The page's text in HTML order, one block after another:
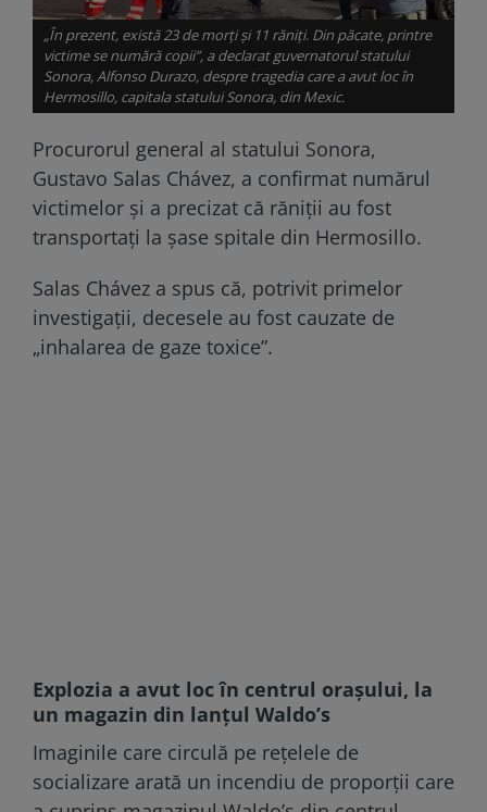
„În prezent, există 23 de morți și 11 răniți. Din păcate, printre
victime se numără copii”, a declarat guvernatorul statului
Sonora, Alfonso Durazo, despre tragedia care a avut loc în
Hermosillo, capitala statului Sonora, din Mexic.
Procurorul general al statului Sonora,
Gustavo Salas Chávez, a confirmat numărul
victimelor și a precizat că răniții au fost
transportați la șase spitale din Hermosillo.
Salas Chávez a spus că, potrivit primelor
investigații, decesele au fost cauzate de
„inhalarea de gaze toxice”.
Explozia a avut loc în centrul orașului, la
un magazin din lanțul Waldo’s
Imaginile care circulă pe rețelele de
socializare arată un incendiu de proporții care